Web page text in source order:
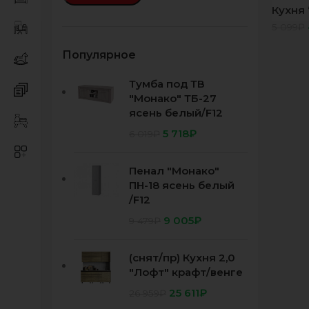
Популярное
Тумба под ТВ
"Монако" ТБ-27
ясень белый/F12
5 718₽
Пенал "Монако"
ПН-18 ясень белый
/F12
9 005₽
(снят/пр) Кухня 2,0
"Лофт" крафт/венге
25 611₽
Кухня